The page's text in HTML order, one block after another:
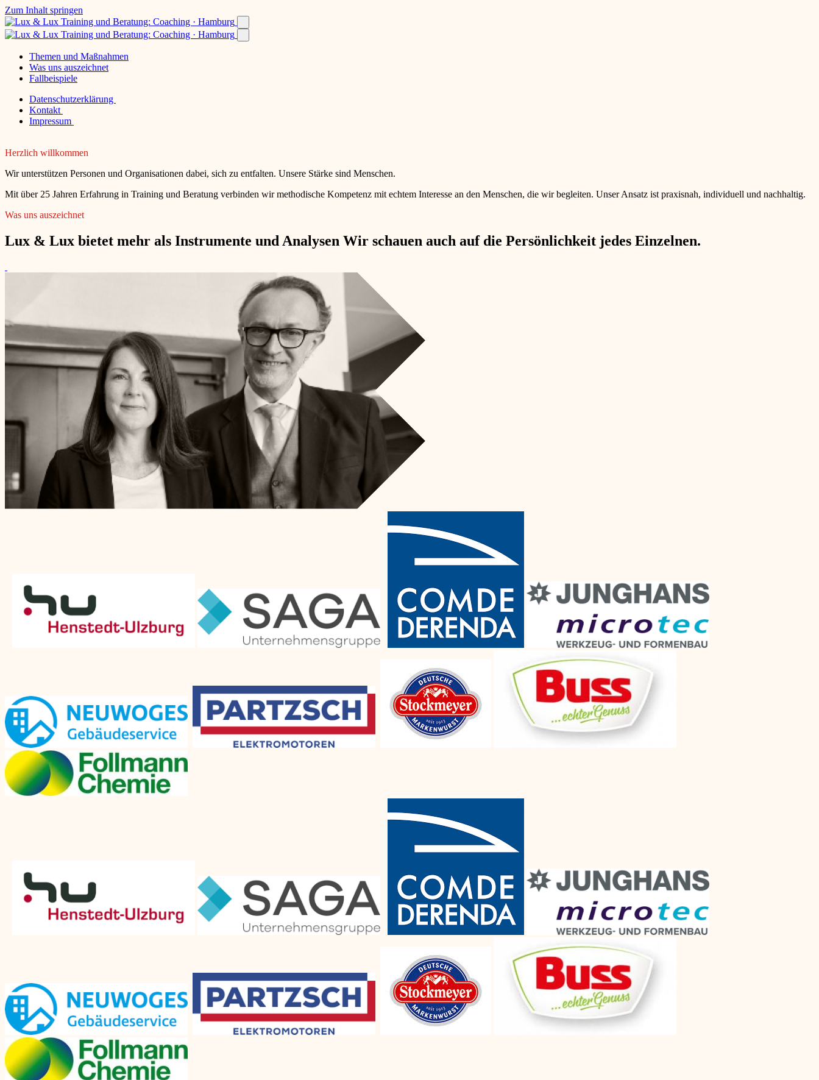
Zum Inhalt springen
Themen und Maßnahmen
Was uns auszeichnet
Fallbeispiele
Datenschutzerklärung
Kontakt
Impressum
Herzlich willkommen
Wir unterstützen Personen und Organisationen dabei, sich zu entfalten. Unsere Stärke sind Menschen.
Mit über 25 Jahren Erfahrung in Training und Beratung verbinden wir methodische Kompetenz mit echtem Interesse an den Menschen, die wir begleiten. Unser Ansatz ist praxisnah, individuell und nachhaltig.
Was uns auszeichnet
Lux & Lux bietet mehr als Instrumente und Analysen Wir schauen auch auf die Persönlichkeit jedes Einzelnen.